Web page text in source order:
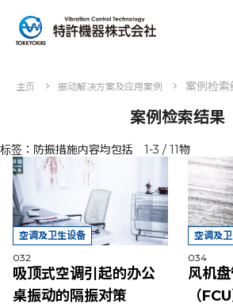
主页 振动解决方案及应用案例 案例检索
案例检索结果
标签：防振措施内容均包括 1-3 / 11物
空调及卫生设备
032
吸顶式空调引起的办公
桌振动的隔振对策
空调及
034
风机
（